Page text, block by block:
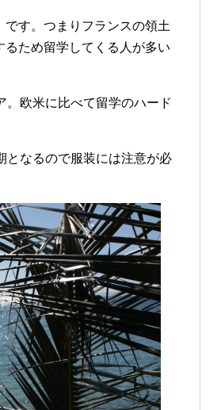
す。つまりフランスの領土
ため留学してくる人が多い
。欧米に比べて留学のハード
となるので服装には注意が必